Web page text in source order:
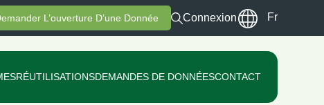
L’ouverture D’une Donnée Connexion Fr
RÉUTILISATIONSDEMANDES DE DONNÉESCONTACT